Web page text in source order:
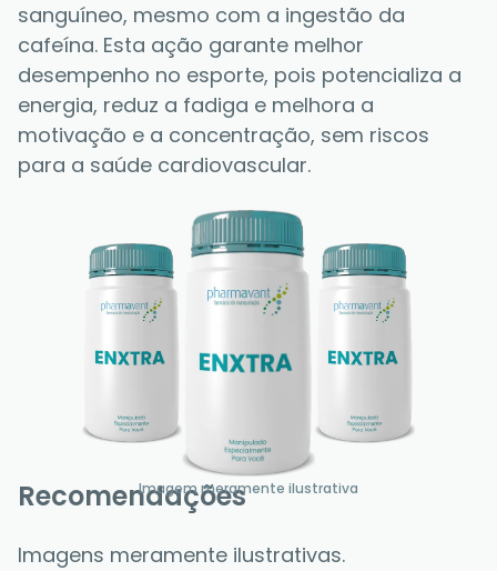
sanguíneo, mesmo com a ingestão da
cafeína. Esta ação garante melhor
desempenho no esporte, pois potencializa a
energia, reduz a fadiga e melhora a
motivação e a concentração, sem riscos
para a saúde cardiovascular.
Imagem meramente ilustrativa
Recomendações
Imagens meramente ilustrativas.